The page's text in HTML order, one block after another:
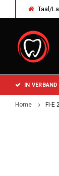
Taal/
IN
Home FI-E